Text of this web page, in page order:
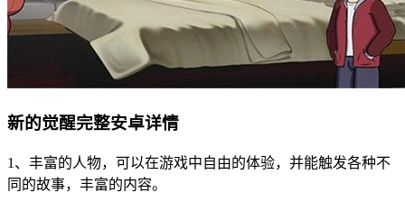
新的觉醒完整安卓详情
1、丰富的人物，可以在游戏中自由的体验，并能触发各种不
同的故事，丰富的内容。